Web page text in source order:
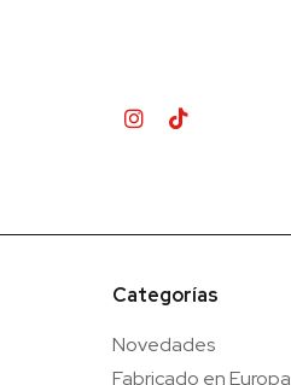
Categorías
Novedades
Fabricado en Europa